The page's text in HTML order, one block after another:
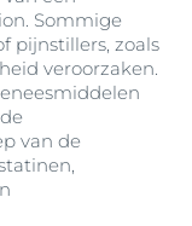
Sommige
pijnstillers, zoals
veroorzaken.
van de